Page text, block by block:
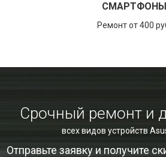
СМАРТФОНЫ
Ремонт от 400
Срочный ремонт и
всех видов устройств
Отправьте заявку и получите